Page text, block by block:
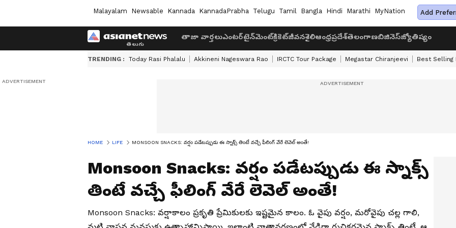
Malayalam Newsable Kannada KannadaPrabha Telugu Tamil Bangla Hindi Marathi MyNation Add
తాజా వార్తలుఎంటర్‌టైన్‌మెంట్క్రికెట్జీవనశైలిఆంధ్రప్రదేశ్తెలంగాణబిజినెస్జ్యోతిష్యం
TRENDING : Today Rasi Phalalu Akkineni Nageswara Rao IRCTC Tour Package Megastar Chiranjeevi Best Selling
HOME LIFE MONSOON SNACKS: వర్షం పడేటప్పుడు ఈ స్నాక్స్ తింటే వచ్చే ఫీలింగ్ వేరే లెవెల్ అంతే!
Monsoon Snacks: వర్షం పడేటప్పుడు ఈ స్నాక్స్
తింటే వచ్చే ఫీలింగ్ వేరే లెవెల్ అంతే!
Monsoon Snacks: వర్షాకాలం ప్రకృతి ప్రేమికులకు ఇష్టమైన కాలం. ఓ వైపు వర్షం, మరోవైపు చల్ల గాలి,